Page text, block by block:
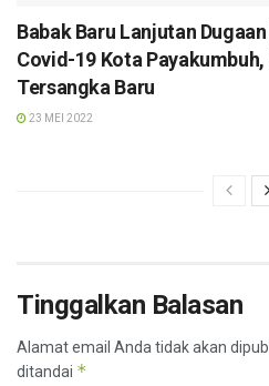
Babak Baru Lanjutan
Covid-19 Kota
Tersangka Baru
23 MEI 2022
Tinggalkan Balasan
Alamat email Anda tidak akan
ditandai *